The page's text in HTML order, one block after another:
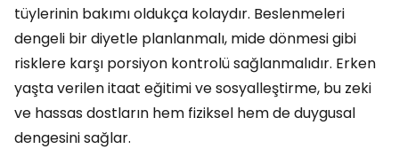
tüylerinin bakımı oldukça kolaydır. Beslenmeleri
dengeli bir diyetle planlanmalı, mide dönmesi gibi
risklere karşı porsiyon kontrolü sağlanmalıdır. Erken
yaşta verilen itaat eğitimi ve sosyalleştirme, bu zeki
ve hassas dostların hem fiziksel hem de duygusal
dengesini sağlar.